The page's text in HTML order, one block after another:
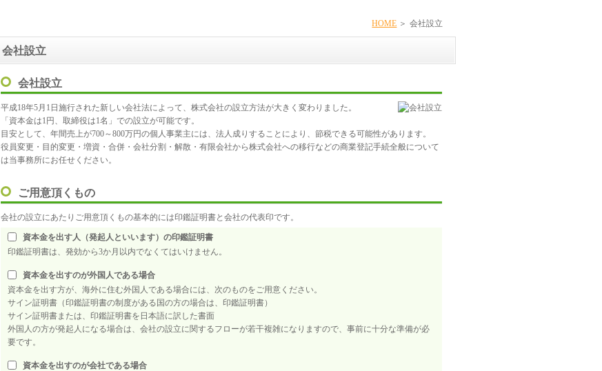
HOME 会社設立
会社設立
会社設立
平成18年5月1日施行された新しい会社法によって、株式会社の設立方法が大きく変わりました。
「資本金は1円、取締役は1名」での設立が可能です。
目安として、年間売上が700～800万円の個人事業主には、法人成りすることにより、節税できる可能性があります。
役員変更・目的変更・増資・合併・会社分割・解散・有限会社から株式会社への移行などの商業登記手続全般について
は当事務所にお任せください。
ご用意頂くもの
会社の設立にあたりご用意頂くもの基本的には印鑑証明書と会社の代表印です。
資本金を出す人（発起人といいます）の印鑑証明書
印鑑証明書は、発効から3か月以内でなくてはいけません。
資本金を出すのが外国人である場合
資本金を出す方が、海外に住む外国人である場合には、次のものをご用意ください。
サイン証明書（印鑑証明書の制度がある国の方の場合は、印鑑証明書）
サイン証明書または、印鑑証明書を日本語に訳した書面
外国人の方が発起人になる場合は、会社の設立に関するフローが若干複雑になりますので、事前に十分な準備が必
要です。
資本金を出すのが会社である場合